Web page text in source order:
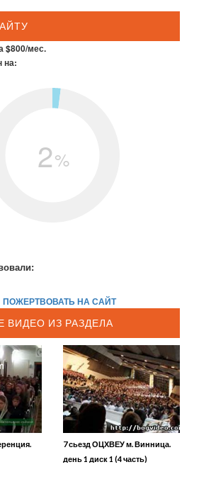
$800/мес.
на:
2%
ПОЖЕРТВОВАТЬ НА САЙТ
ВИДЕО ИЗ РАЗДЕЛА
7 сьезд ОЦХВЕУ м. Винница.
день 1 диск 1 (4 часть)